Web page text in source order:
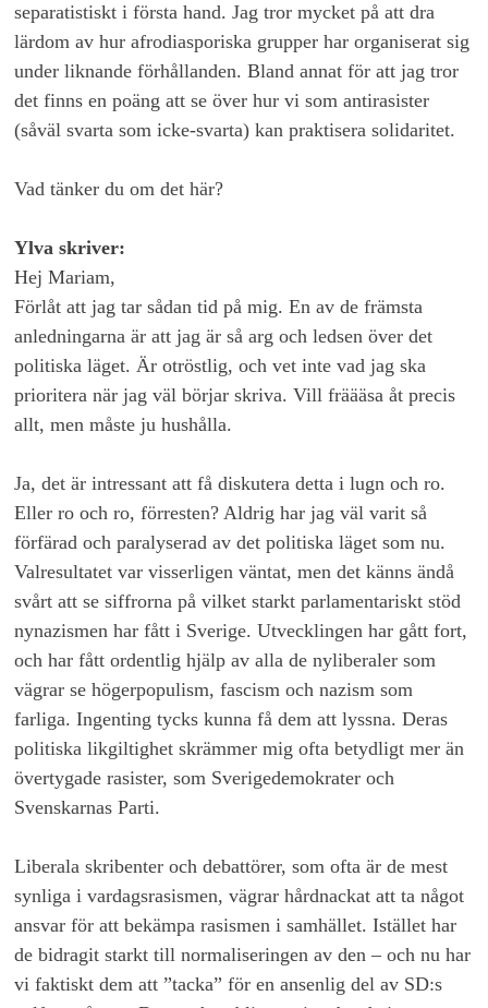
separatistiskt i första hand. Jag tror mycket på att dra
lärdom av hur afrodiasporiska grupper har organiserat sig
under liknande förhållanden. Bland annat för att jag tror
det finns en poäng att se över hur vi som antirasister
(såväl svarta som icke-svarta) kan praktisera solidaritet.
Vad tänker du om det här?
Ylva skriver:
Hej Mariam,
Förlåt att jag tar sådan tid på mig. En av de främsta
anledningarna är att jag är så arg och ledsen över det
politiska läget. Är otröstlig, och vet inte vad jag ska
prioritera när jag väl börjar skriva. Vill fräääsa åt precis
allt, men måste ju hushålla.
Ja, det är intressant att få diskutera detta i lugn och ro.
Eller ro och ro, förresten? Aldrig har jag väl varit så
förfärad och paralyserad av det politiska läget som nu.
Valresultatet var visserligen väntat, men det känns ändå
svårt att se siffrorna på vilket starkt parlamentariskt stöd
nynazismen har fått i Sverige. Utvecklingen har gått fort,
och har fått ordentlig hjälp av alla de nyliberaler som
vägrar se högerpopulism, fascism och nazism som
farliga. Ingenting tycks kunna få dem att lyssna. Deras
politiska likgiltighet skrämmer mig ofta betydligt mer än
övertygade rasister, som Sverigedemokrater och
Svenskarnas Parti.
Liberala skribenter och debattörer, som ofta är de mest
synliga i vardagsrasismen, vägrar hårdnackat att ta något
ansvar för att bekämpa rasismen i samhället. Istället har
de bidragit starkt till normaliseringen av den – och nu har
vi faktiskt dem att ”tacka” för en ansenlig del av SD:s